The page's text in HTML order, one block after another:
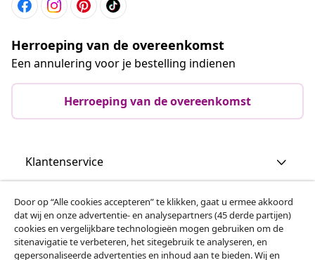
Herroeping van de overeenkomst
Een annulering voor je bestelling indienen
Herroeping van de overeenkomst
Klantenservice
Zakelijk
vidaXL
Door op “Alle cookies accepteren” te klikken, gaat u ermee akkoord
dat wij en onze advertentie- en analysepartners (45 derde partijen)
cookies en vergelijkbare technologieën mogen gebruiken om de
sitenavigatie te verbeteren, het sitegebruik te analyseren, en
gepersonaliseerde advertenties en inhoud aan te bieden. Wij en